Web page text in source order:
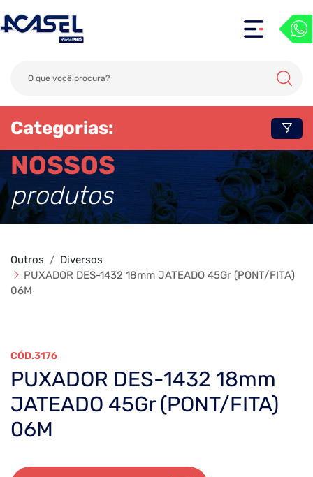
Categorias:
NOSSOS
produtos
Outros
Diversos
PUXADOR DES-1432 18mm JATEADO 45Gr (PONT/FITA)
06M
3176
PUXADOR DES-1432 18mm
JATEADO 45Gr (PONT/FITA)
06M